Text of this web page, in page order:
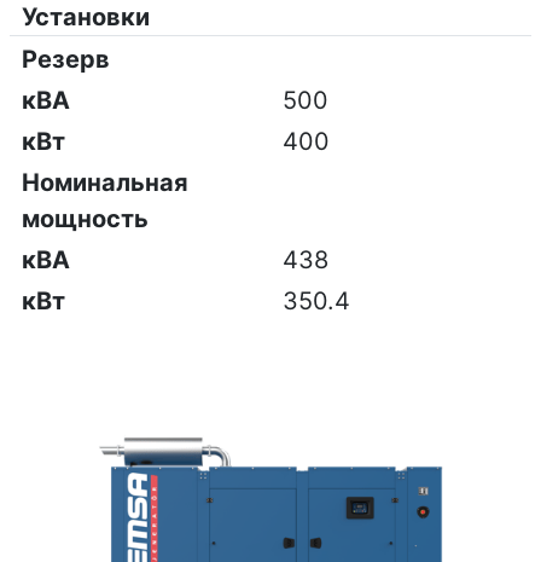
Установки
Резерв
кВА
500
кВт
400
Номинальная
мощность
кВА
438
кВт
350.4